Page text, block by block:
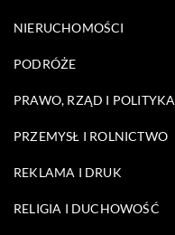
NIERUCHOMOŚCI
PODRÓŻE
PRAWO, RZĄD I POLITYKA
PRZEMYSŁ I ROLNICTWO
REKLAMA I DRUK
RELIGIA I DUCHOWOŚĆ